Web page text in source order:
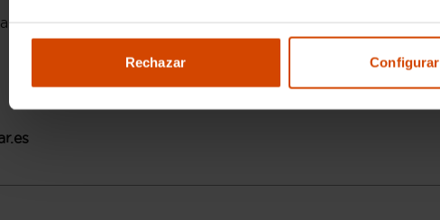
Rechazar Configurar
93 17300